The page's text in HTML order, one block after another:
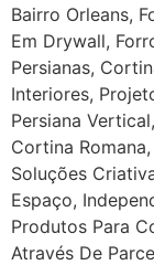
Bairro Orleans,
Em Drywall,
Persianas,
Interiores,
Persiana
Cortina
Soluções
Espaço,
Produtos Para
Através De